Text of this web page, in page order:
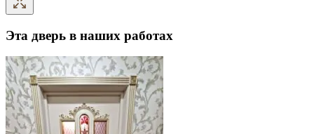
Эта дверь в наших работах